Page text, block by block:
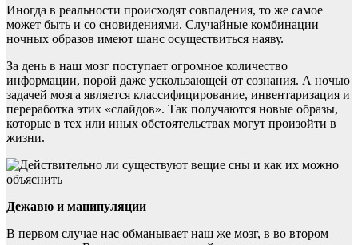
Иногда в реальности происходят совпадения, то же самое
может быть и со сновидениями. Случайные комбинации
ночных образов имеют шанс осуществиться наяву.
За день в наш мозг поступает огромное количество
информации, порой даже ускользающей от сознания. А ночью
задачей мозга является классифицирование, инвентаризация и
переработка этих «слайдов». Так получаются новые образы,
которые в тех или иных обстоятельствах могут произойти в
жизни.
Дежавю и манипуляции
В первом случае нас обманывает наш же мозг, в во втором —